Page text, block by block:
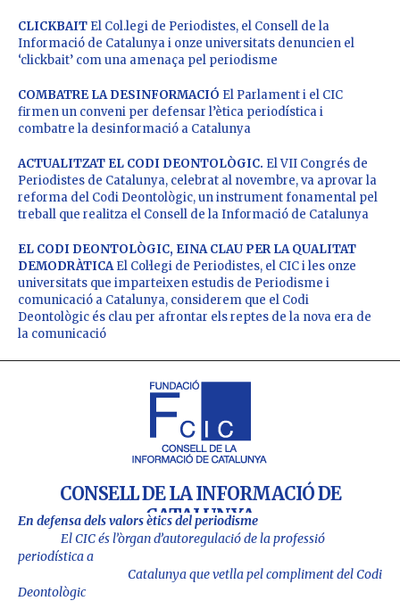
CLICKBAIT El Col.legi de Periodistes, el Consell de la
Informació de Catalunya i onze universitats denuncien el
‘clickbait’ com una amenaça pel periodisme
COMBATRE LA DESINFORMACIÓ El Parlament i el CIC
firmen un conveni per defensar l’ètica periodística i
combatre la desinformació a Catalunya
ACTUALITZAT EL CODI DEONTOLÒGIC. El VII Congrés de
Periodistes de Catalunya, celebrat al novembre, va aprovar la
reforma del Codi Deontològic, un instrument fonamental pel
treball que realitza el Consell de la Informació de Catalunya
EL CODI DEONTOLÒGIC, EINA CLAU PER LA QUALITAT
DEMODRÀTICAEl Col·legi de Periodistes, el CIC i les onze
universitats que imparteixen estudis de Periodisme i
comunicació a Catalunya, considerem que el Codi
Deontològic és clau per afrontar els reptes de la nova era de
la comunicació
CONSELL DE LA INFORMACIÓ DE
CATALUNYA
En defensa dels valors ètics del periodisme
El CIC és l’òrgan d’autoregulació de la professió
periodística a
Catalunya que vetlla pel compliment del Codi
Deontològic